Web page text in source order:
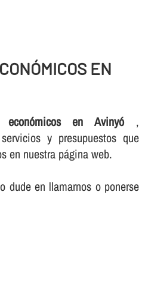
EN
económicos en Avinyó ,
y presupuestos que
en nuestra página web.
dude en llamarnos o ponerse